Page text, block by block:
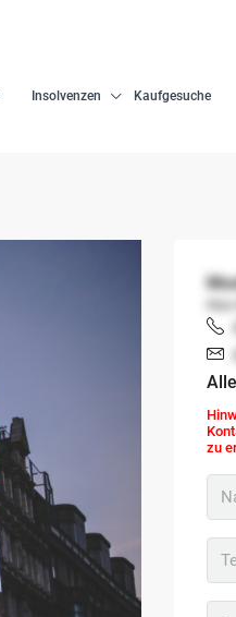
Insolvenzen Kaufgesuche
zu